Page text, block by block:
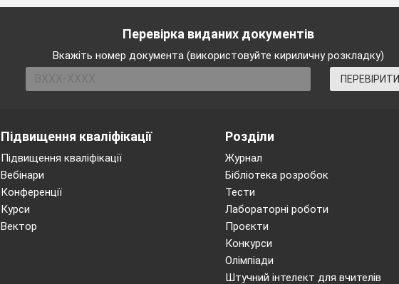
Перевірка виданих документів
Вкажіть номер документа (використовуйте кириличну розкладку)
ПЕРЕВІРИТИ
Підвищення кваліфікації
Підвищення кваліфікації
Вебінари
Конференції
Курси
Вектор
Розділи
Журнал
Бібліотека розробок
Тести
Лабораторні роботи
Проєкти
Конкурси
Олімпіади
Штучний інтелект для вчителів